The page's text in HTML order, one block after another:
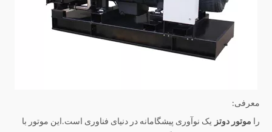
معرفی:
را موتور دوتز یک نوآوری پیشگامانه در دنیای فناوری است.این موتور با